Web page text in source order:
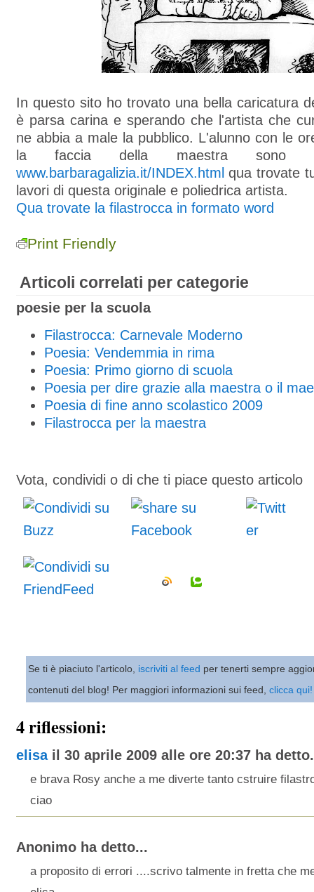
In questo sito ho trovato una bella caricatura
è parsa carina e sperando che l'artista che
ne abbia a male la pubblico. L'alunno con le
la faccia della maestra sono
www.barbaragalizia.it/INDEX.html qua trovate
lavori di questa originale e poliedrica artista.
Qua trovate la filastrocca in formato word
Print Friendly
Articoli correlati per categorie
poesie per la scuola
Filastrocca: Carnevale Moderno
Poesia: Vendemmia in rima
Poesia: Primo giorno di scuola
Poesia per dire grazie alla maestra o il
Poesia di fine anno scolastico 2009
Filastrocca per la maestra
Vota, condividi o di che ti piace questo articolo
Se ti è piaciuto l'articolo, iscriviti al feed per tenerti sempre
contenuti del blog! Per maggiori informazioni sui feed, clicca qui!
4 riflessioni:
elisail 30 aprile 2009 alle ore 20:37 ha
e brava Rosy anche a me diverte tanto cstruire
ciao
Anonimo ha detto...
a proposito di errori ....scrivo talmente in fretta che